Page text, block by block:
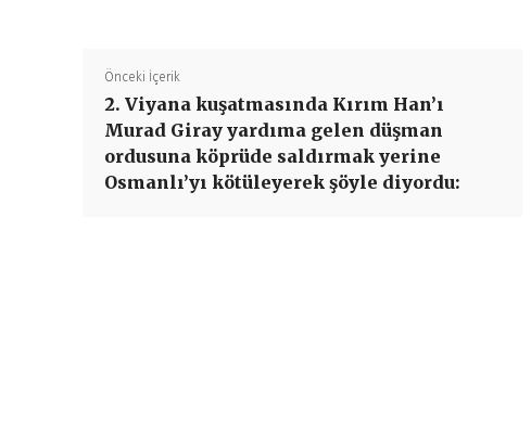
Önceki İçerik
2. Viyana kuşatmasında Kırım Han’ı
Murad Giray yardıma gelen düşman
ordusuna köprüde saldırmak yerine
Osmanlı’yı kötüleyerek şöyle diyordu: